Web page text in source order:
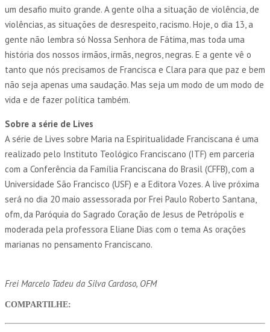
um desafio muito grande. A gente olha a situação de violência, de
violências, as situações de desrespeito, racismo. Hoje, o dia 13, a
gente não lembra só Nossa Senhora de Fátima, mas toda uma
história dos nossos irmãos, irmãs, negros, negras. E a gente vê o
tanto que nós precisamos de Francisca e Clara para que paz e bem
não seja apenas uma saudação. Mas seja um modo de um modo de
vida e de fazer política também.
Sobre a série de Lives
A série de Lives sobre Maria na Espiritualidade Franciscana é uma
realizado pelo Instituto Teológico Franciscano (ITF) em parceria
com a Conferência da Família Franciscana do Brasil (CFFB), com a
Universidade São Francisco (USF) e a Editora Vozes. A live próxima
será no dia 20 maio assessorada por Frei Paulo Roberto Santana,
ofm, da Paróquia do Sagrado Coração de Jesus de Petrópolis e
moderada pela professora Eliane Dias com o tema As orações
marianas no pensamento Franciscano.
Frei Marcelo Tadeu da Silva Cardoso, OFM
COMPARTILHE: